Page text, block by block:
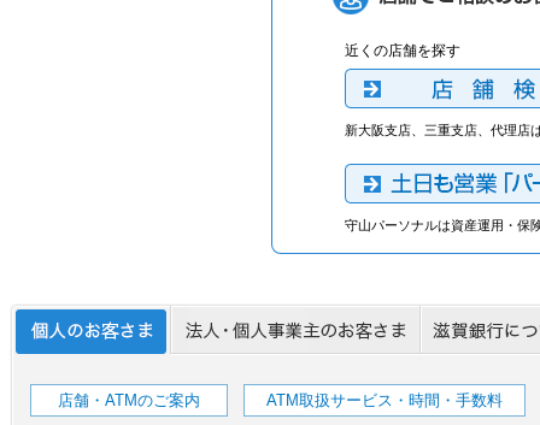
近くの店舗を探す
新大阪支店、三重支店、代理店
守山パーソナルは資産運用・保
店舗・ATMのご案内 ATM取扱サービス・時間・手数料